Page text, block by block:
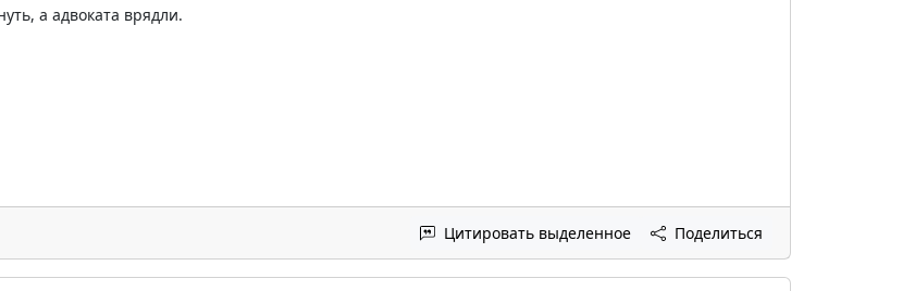
а адвоката врядли.
Цитировать выделенное Поделиться